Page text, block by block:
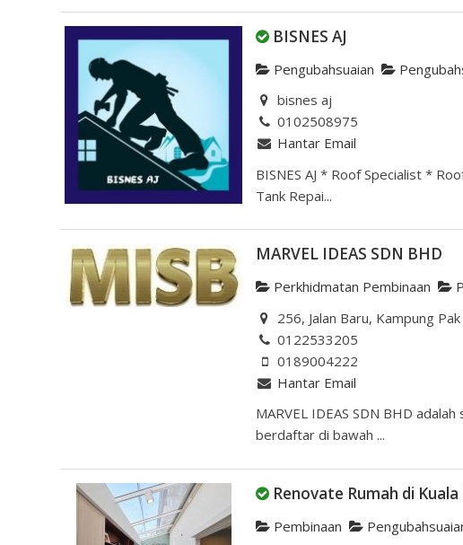
BISNES AJ
Pengubahsuaian
bisnes aj
0102508975
Hantar Email
BISNES AJ * Roof Specialist *
Tank Repai...
MARVEL IDEAS SDN BHD
Perkhidmatan Pembinaan
256, Jalan Baru, Kampung
0122533205
0189004222
Hantar Email
MARVEL IDEAS SDN BHD
berdaftar di bawah ...
Renovate Rumah di
Pembinaan